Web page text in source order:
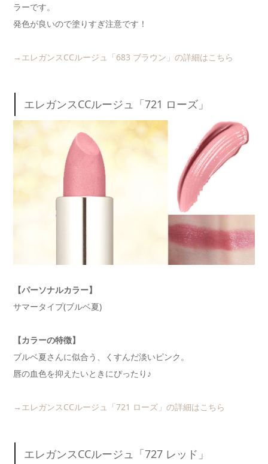
ラーです。
発色が良いので塗りすぎ注意です！
→エレガンスCCルージュ「683 ブラウン」の詳細はこちら
エレガンスCCルージュ「721 ローズ」
【パーソナルカラー】
サマータイプ(ブルベ夏)
【カラーの特徴】
ブルベ夏さんに似合う、くすんだ淡いピンク。
唇の血色を抑えたいときにぴったり♪
→エレガンスCCルージュ「721 ローズ」の詳細はこちら
エレガンスCCルージュ「727 レッド」